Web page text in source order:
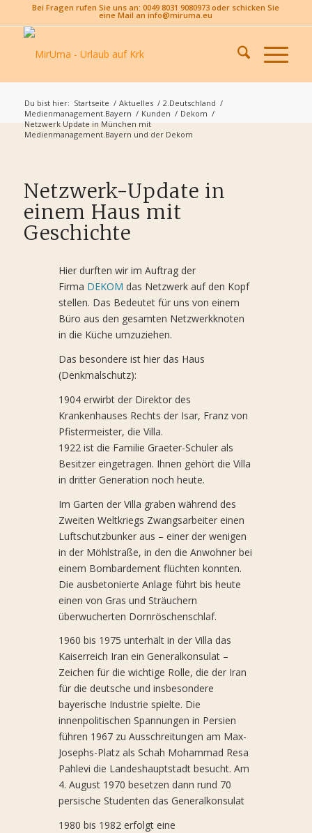
Bei Fragen rufen Sie uns an: 0049 8031 9080973 oder schicken Sie
eine Mail an info@miruma.eu
Du bist hier: Startseite / Aktuelles / 2.Deutschland /
Medienmanagement.Bayern / Kunden / Dekom /
Netzwerk Update in München mit
Medienmanagement.Bayern und der Dekom
Netzwerk-Update in
einem Haus mit
Geschichte
Hier durften wir im Auftrag der
Firma DEKOM das Netzwerk auf den Kopf
stellen. Das Bedeutet für uns von einem
Büro aus den gesamten Netzwerkknoten
in die Küche umzuziehen.
Das besondere ist hier das Haus
(Denkmalschutz):
1904 erwirbt der Direktor des
Krankenhauses Rechts der Isar, Franz von
Pfistermeister, die Villa.
1922 ist die Familie Graeter-Schuler als
Besitzer eingetragen. Ihnen gehört die Villa
in dritter Generation noch heute.
Im Garten der Villa graben während des
Zweiten Weltkriegs Zwangsarbeiter einen
Luftschutzbunker aus – einer der wenigen
in der Möhlstraße, in den die Anwohner bei
einem Bombardement flüchten konnten.
Die ausbetonierte Anlage führt bis heute
einen von Gras und Sträuchern
überwucherten Dornröschenschlaf.
1960 bis 1975 unterhält in der Villa das
Kaiserreich Iran ein Generalkonsulat –
Zeichen für die wichtige Rolle, die der Iran
für die deutsche und insbesondere
bayerische Industrie spielte. Die
innenpolitischen Spannungen in Persien
führen 1967 zu Ausschreitungen am Max-
Josephs-Platz als Schah Mohammad Resa
Pahlevi die Landeshauptstadt besucht. Am
4. August 1970 besetzen dann rund 70
persische Studenten das Generalkonsulat
1980 bis 1982 erfolgt eine